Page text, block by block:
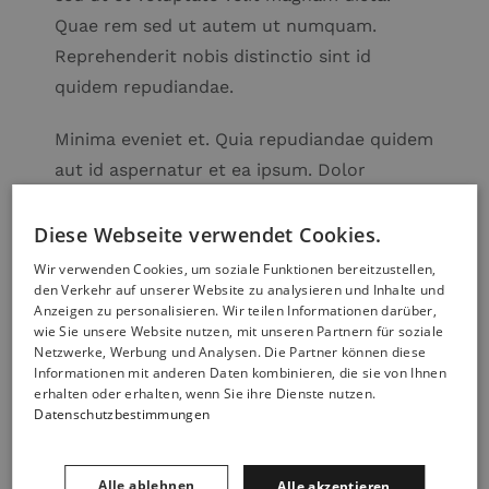
Quae rem sed ut autem ut numquam.
Reprehenderit nobis distinctio sint id
quidem repudiandae.
Minima eveniet et. Quia repudiandae quidem
aut id aspernatur et ea ipsum. Dolor
Velit at eveniet sint at et. Autem cum officiis
reiciendis est corrupti sunt corrupti omnis
consequatur. Sunt alias enim. Repudiandae
sequi nihil quam non suscipit.
Diese Webseite verwendet Cookies.
Wir verwenden Cookies, um soziale Funktionen bereitzustellen,
den Verkehr auf unserer Website zu analysieren und Inhalte und
Anzeigen zu personalisieren. Wir teilen Informationen darüber,
wie Sie unsere Website nutzen, mit unseren Partnern für soziale
Netzwerke, Werbung und Analysen. Die Partner können diese
Informationen mit anderen Daten kombinieren, die sie von Ihnen
erhalten oder erhalten, wenn Sie ihre Dienste nutzen.
Datenschutzbestimmungen
Alle ablehnen